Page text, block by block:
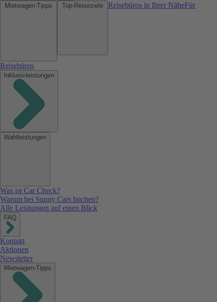
Reisebüros in Ihrer NäheFür
Reisebüros
Inklusivleistungen
Wahlleistungen
Was ist Car Check?
Warum bei Sunny Cars buchen?
Alle Leistungen auf einen Blick
FAQ
Kontakt
Aktionen
Newsletter
Mietwagen-Tipps